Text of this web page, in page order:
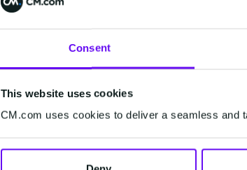
Consent
This website uses cookies
CM.com uses cookies to deliver a seamless and
Mechelen
2800
View in